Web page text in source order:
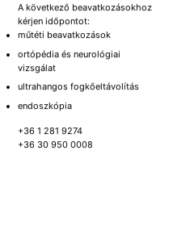
A következő beavatkozásokhoz
kérjen időpontot:
műtéti beavatkozások
ortópédia és neurológiai
vizsgálat
ultrahangos fogkőeltávolítás
endoszkópia
+36 1 281 9274
+36 30 950 0008